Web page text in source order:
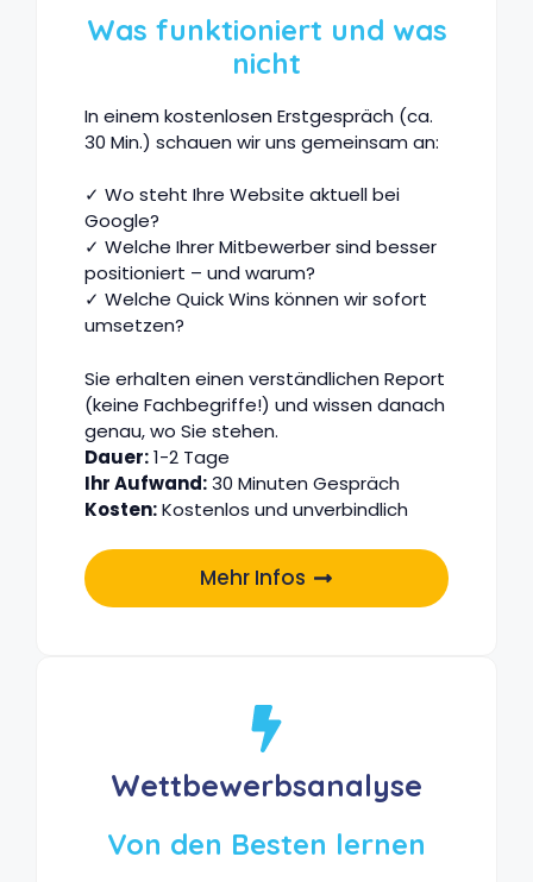
Was funktioniert und was
nicht
In einem kostenlosen Erstgespräch (ca.
30 Min.) schauen wir uns gemeinsam an:
✓ Wo steht Ihre Website aktuell bei
Google?
✓ Welche Ihrer Mitbewerber sind besser
positioniert – und warum?
✓ Welche Quick Wins können wir sofort
umsetzen?
Sie erhalten einen verständlichen Report
(keine Fachbegriffe!) und wissen danach
genau, wo Sie stehen.
Dauer:1-2 Tage
Ihr Aufwand:30 Minuten Gespräch
Kosten:Kostenlos und unverbindlich
Mehr Infos
Wettbewerbs­analyse
Von den Besten lernen